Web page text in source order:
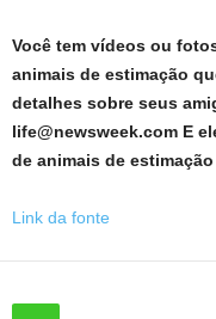
Você tem vídeos ou
animais de estimação
detalhes sobre seus
life@newsweek.com E
de animais de
Link da fonte